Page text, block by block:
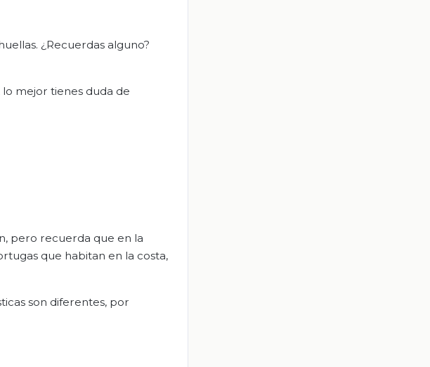
¿Recuerdas alguno?
lo mejor tienes duda de
pero recuerda que en la
que habitan en la costa,
son diferentes, por